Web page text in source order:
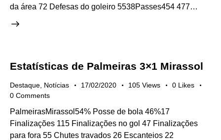
da área 72 Defesas do goleiro 5538Passes454 477…
Estatísticas de Palmeiras 3×1 Mirassol
Destaque Notícias 17/02/2020 105 Views 0 Likes
0 Comments
PalmeirasMirassol54% Posse de bola 46%17
Finalizações 115 Finalizações no gol 47 Finalizações
para fora 55 Chutes travados 26 Escanteios 22